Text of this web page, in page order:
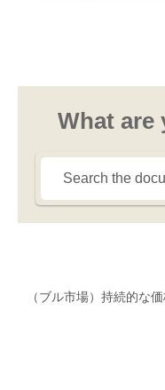
What
（ブル市場）持続的な